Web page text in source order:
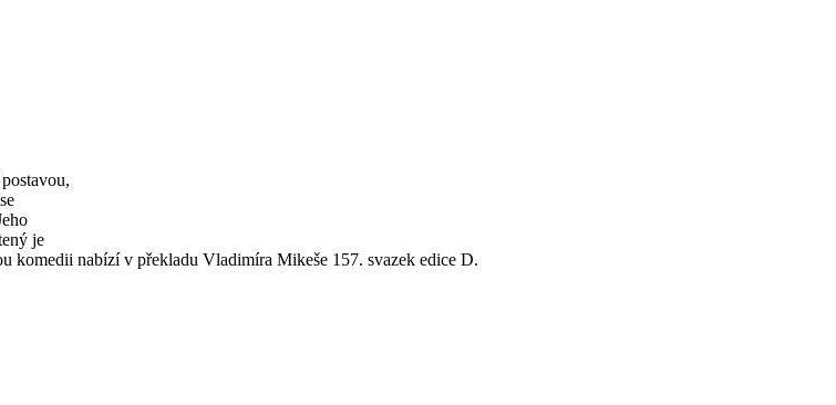
je
komedii nabízí v překladu Vladimíra Mikeše 157. svazek edice D.